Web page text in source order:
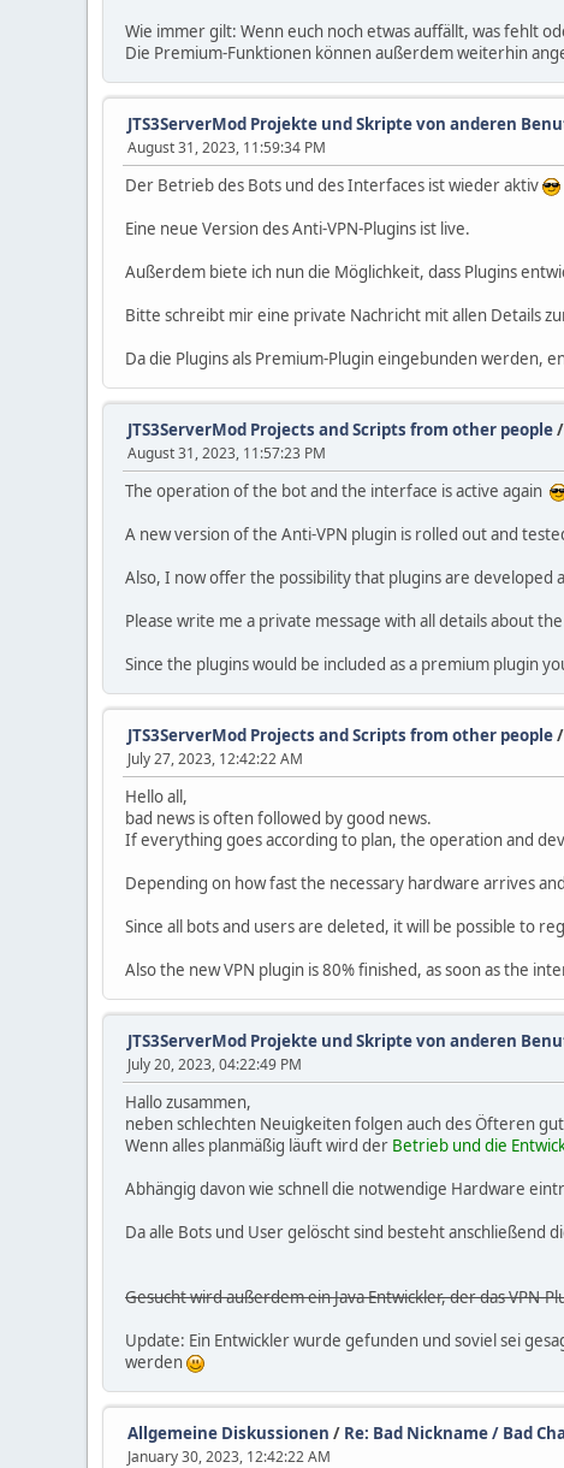
Wie immer gilt: Wenn euch noch etwas auffällt, was fehlt
Die Premium-Funktionen können außerdem weiterhin
JTS3ServerMod Projekte und Skripte von anderen
August 31, 2023, 11:59:34 PM
Der Betrieb des Bots und des Interfaces ist wieder aktiv
Eine neue Version des Anti-VPN-Plugins ist live.
Außerdem biete ich nun die Möglichkeit, dass Plugins
Bitte schreibt mir eine private Nachricht mit allen Details
Da die Plugins als Premium-Plugin eingebunden werden,
JTS3ServerMod Projects and Scripts from other people/
August 31, 2023, 11:57:23 PM
The operation of the bot and the interface is active again
A new version of the Anti-VPN plugin is rolled out and
Also, I now offer the possibility that plugins are developed
Please write me a private message with all details about
Since the plugins would be included as a premium plugin
JTS3ServerMod Projects and Scripts from other people/
July 27, 2023, 12:42:22 AM
Hello all,
bad news is often followed by good news.
If everything goes according to plan, the operation and
Depending on how fast the necessary hardware arrives
Since all bots and users are deleted, it will be possible to
Also the new VPN plugin is 80% finished, as soon as the
JTS3ServerMod Projekte und Skripte von anderen
July 20, 2023, 04:22:49 PM
Hallo zusammen,
neben schlechten Neuigkeiten folgen auch des Öfteren
Wenn alles planmäßig läuft wird der Betrieb und die
Abhängig davon wie schnell die notwendige Hardware
Da alle Bots und User gelöscht sind besteht anschließend
Gesucht wird außerdem ein Java Entwickler, der das
Update: Ein Entwickler wurde gefunden und soviel sei
werden
Allgemeine Diskussionen / Re: Bad Nickname / Bad
January 30, 2023, 12:42:22 AM